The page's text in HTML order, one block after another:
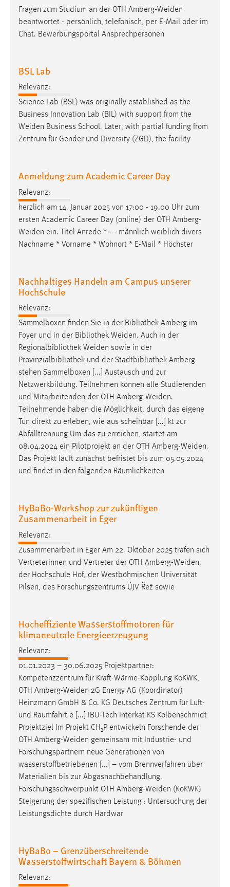
Fragen zum Studium an der OTH Amberg-Weiden
beantwortet - persönlich, telefonisch, per E-Mail oder im
Chat. Bewerbungsportal Ansprechpersonen
BSL Lab
Relevanz:
Science Lab (BSL) was originally established as the
Business Innovation Lab (BIL) with support from the
Weiden Business School. Later, with partial funding from
Zentrum für Gender und Diversity (ZGD), the facility
Anmeldung zum Academic Career Day
Relevanz:
herzlich am 14. Januar 2025 von 17:00 - 19.00 Uhr zum
ersten Academic Career Day (online) der OTH Amberg-
Weiden ein. Titel Anrede * --- männlich weiblich divers
Nachname * Vorname * Wohnort * E-Mail * Höchster
Nachhaltiges Handeln am Campus unserer
Hochschule
Relevanz:
Sammelboxen finden Sie in der Bibliothek Amberg im
Foyer und in der Bibliothek Weiden. Auch in der
Regionalbibliothek Weiden sowie in der
Provinzialbibliothek und der Stadtbibliothek Amberg
stehen Sammelboxen [...] Austausch und zur
Netzwerkbildung. Teilnehmen können alle Studierenden
und Mitarbeitenden der OTH Amberg-Weiden.
Teilnehmende haben die Möglichkeit, durch das eigene
Tun direkt zu erleben, wie aus scheinbar [...] kt zur
Abfalltrennung Um das zu erreichen, startet am
08.04.2024 ein Pilotprojekt an der OTH Amberg-Weiden.
Das Projekt läuft zunächst befristet bis zum 05.05.2024
und findet in den folgenden Räumlichkeiten
HyBaBo-Workshop zur zukünftigen
Zusammenarbeit in Eger
Relevanz:
Zusammenarbeit in Eger Am 22. Oktober 2025 trafen sich
Vertreterinnen und Vertreter der OTH Amberg-Weiden,
der Hochschule Hof, der Westböhmischen Universität
Pilsen, des Forschungszentrums ÚJV Řež sowie
Hocheffiziente Wasserstoffmotoren für
klimaneutrale Energieerzeugung
Relevanz:
01.01.2023 – 30.06.2025 Projektpartner:
Kompetenzzentrum für Kraft-Wärme-Kopplung KoKWK,
OTH Amberg-Weiden 2G Energy AG (Koordinator)
Heinzmann GmbH & Co. KG Deutsches Zentrum für Luft-
und Raumfahrt e [...] IBU-Tech Interkat KS Kolbenschmidt
Projektziel Im Projekt CH₂P entwickeln Forschende der
OTH Amberg-Weiden gemeinsam mit Industrie- und
Forschungspartnern neue Generationen von
wasserstoffbetriebenen [...] – vom Brennverfahren über
Materialien bis zur Abgasnachbehandlung.
Forschungsschwerpunkt OTH Amberg-Weiden (KoKWK)
Steigerung der spezifischen Leistung : Untersuchung der
Leistungsdichte durch Hardwar
HyBaBo – Grenzüberschreitende
Wasserstoffwirtschaft Bayern & Böhmen
Relevanz: